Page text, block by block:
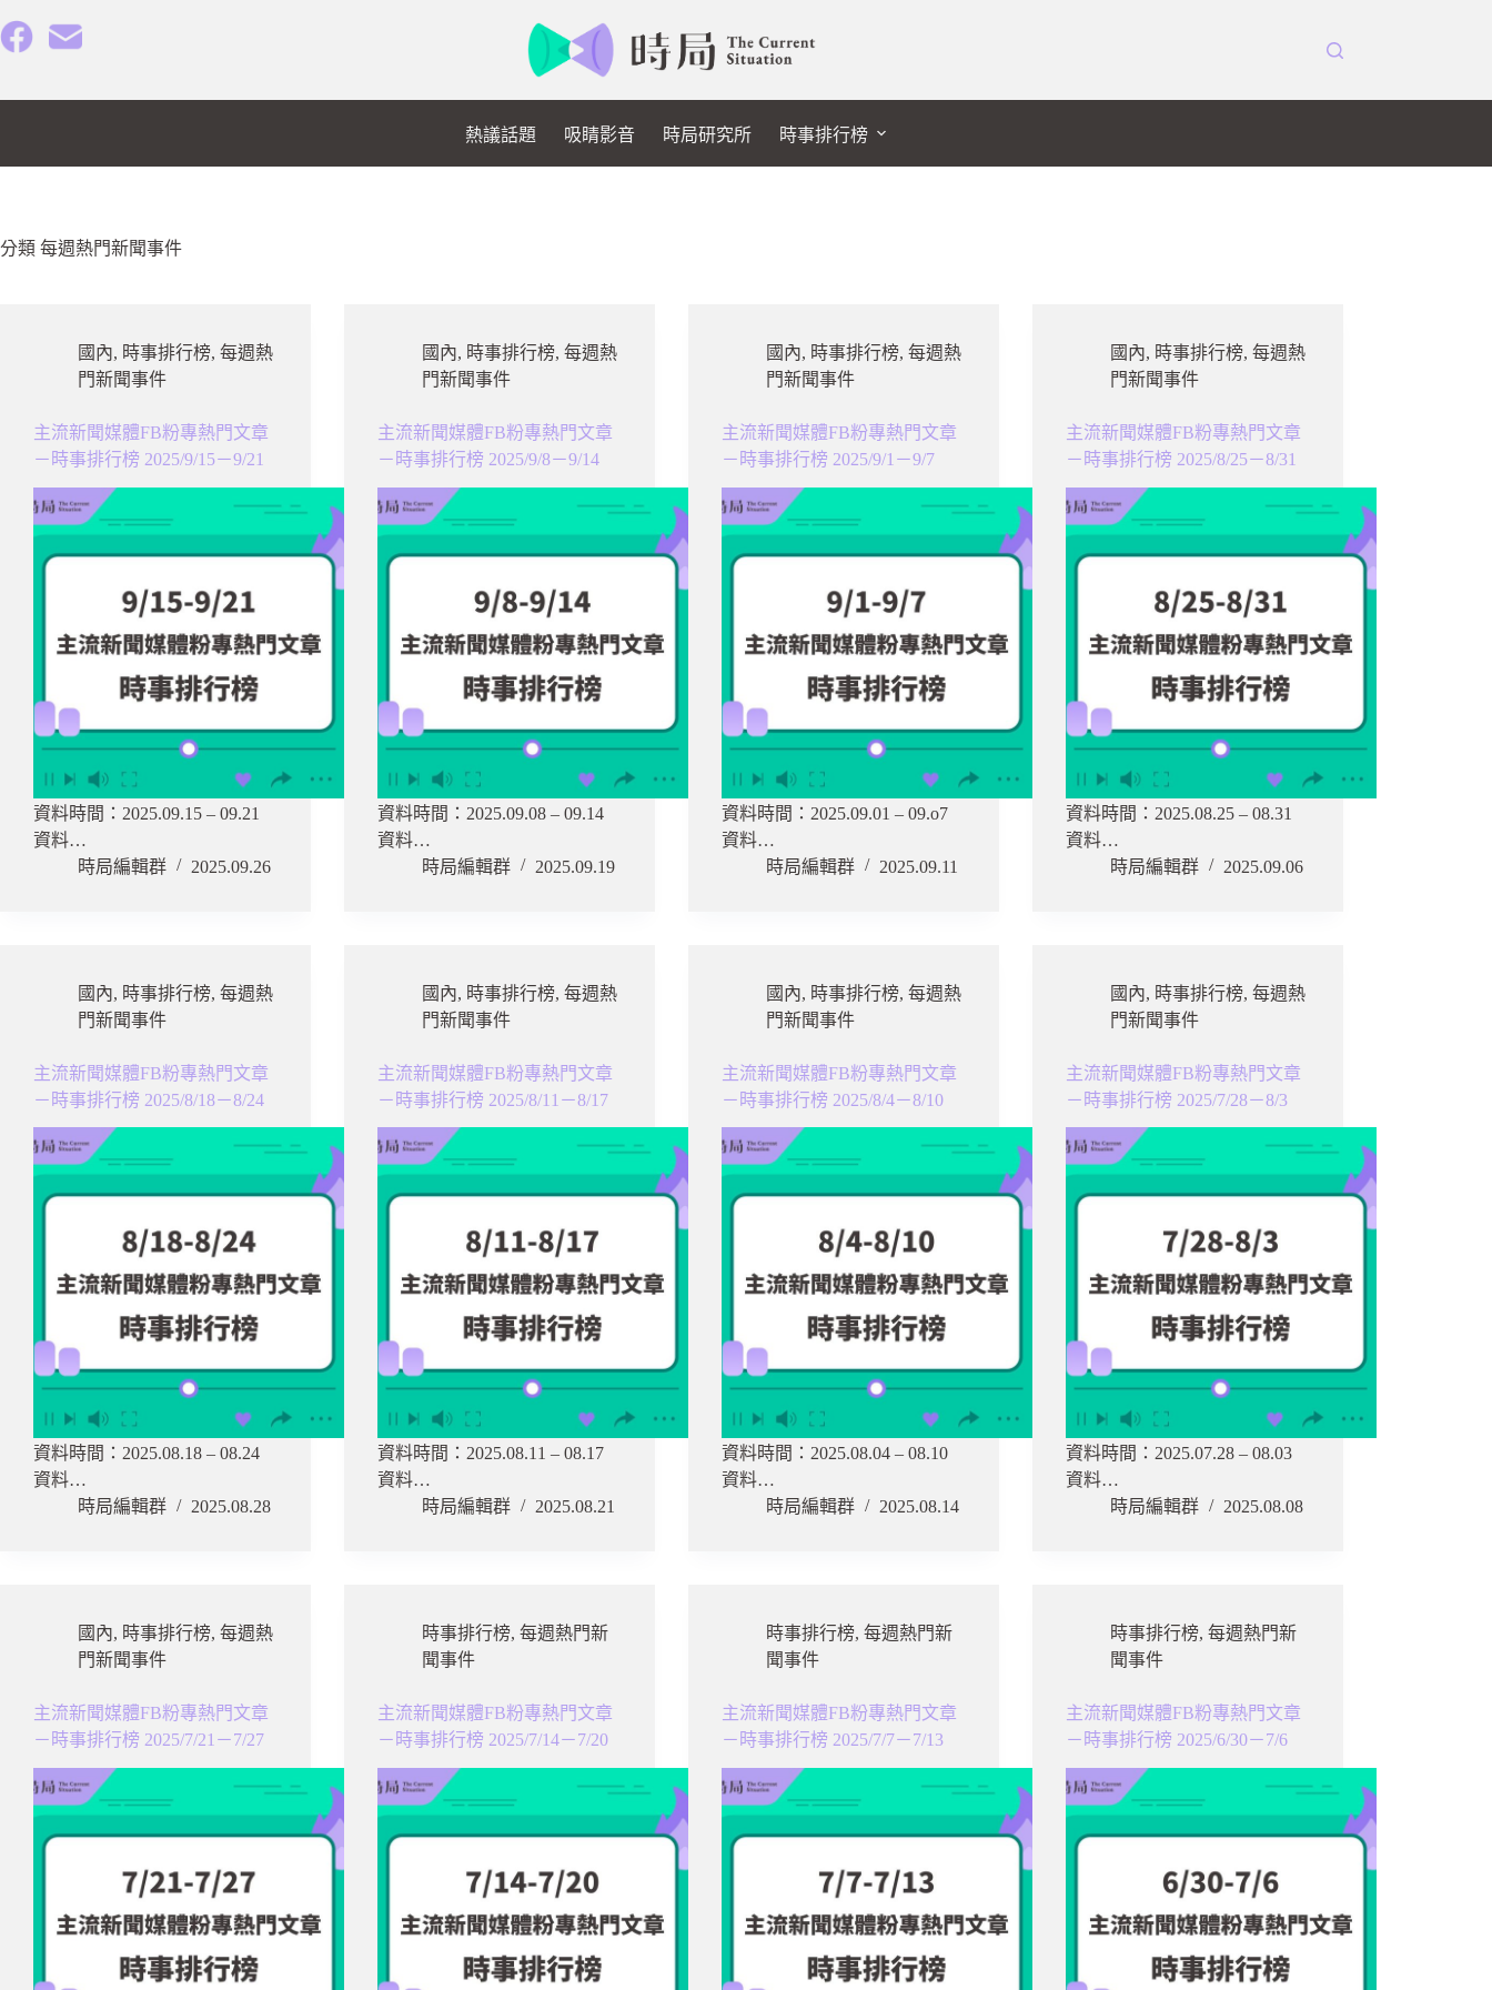
至
熱議話題 吸睛影音 時局研究所 時事排行榜
分類 每週熱門新聞事件
國內, 時事排行榜, 每週熱
門新聞事件
主流新聞媒體FB粉專熱門文章
－時事排行榜 2025/9/15－9/21
資料時間：2025.09.15 – 09.21
資料…
時局編輯群
2025.09.26
國內, 時事排行榜, 每週熱
門新聞事件
主流新聞媒體FB粉專熱門文章
－時事排行榜 2025/9/8－9/14
資料時間：2025.09.08 – 09.14
資料…
時局編輯群
2025.09.19
國內, 時事排行榜, 每週熱
門新聞事件
主流新聞媒體FB粉專熱門文章
－時事排行榜 2025/9/1－9/7
資料時間：2025.09.01 – 09.o7
資料…
時局編輯群
2025.09.11
國內, 時事排行榜, 每週熱
門新聞事件
主流新聞媒體FB粉專熱門文章
－時事排行榜 2025/8/25－8/31
資料時間：2025.08.25 – 08.31
資料…
時局編輯群
2025.09.06
國內, 時事排行榜, 每週熱
門新聞事件
主流新聞媒體FB粉專熱門文章
－時事排行榜 2025/8/18－8/24
資料時間：2025.08.18 – 08.24
資料…
時局編輯群
2025.08.28
國內, 時事排行榜, 每週熱
門新聞事件
主流新聞媒體FB粉專熱門文章
－時事排行榜 2025/8/11－8/17
資料時間：2025.08.11 – 08.17
資料…
時局編輯群
2025.08.21
國內, 時事排行榜, 每週熱
門新聞事件
主流新聞媒體FB粉專熱門文章
－時事排行榜 2025/8/4－8/10
資料時間：2025.08.04 – 08.10
資料…
時局編輯群
2025.08.14
國內, 時事排行榜, 每週熱
門新聞事件
主流新聞媒體FB粉專熱門文章
－時事排行榜 2025/7/28－8/3
資料時間：2025.07.28 – 08.03
資料…
時局編輯群
2025.08.08
國內, 時事排行榜, 每週熱
門新聞事件
主流新聞媒體FB粉專熱門文章
－時事排行榜 2025/7/21－7/27
時事排行榜, 每週熱門新
聞事件
主流新聞媒體FB粉專熱門文章
－時事排行榜 2025/7/14－7/20
時事排行榜, 每週熱門新
聞事件
主流新聞媒體FB粉專熱門文章
－時事排行榜 2025/7/7－7/13
時事排行榜, 每週熱門新
聞事件
主流新聞媒體FB粉專熱門文章
－時事排行榜 2025/6/30－7/6